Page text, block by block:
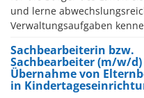
und lerne
Verwaltungsaufgaben
Sachbearbeiterin bzw.
Sachbearbeiter (m/w/
Übernahme von
in